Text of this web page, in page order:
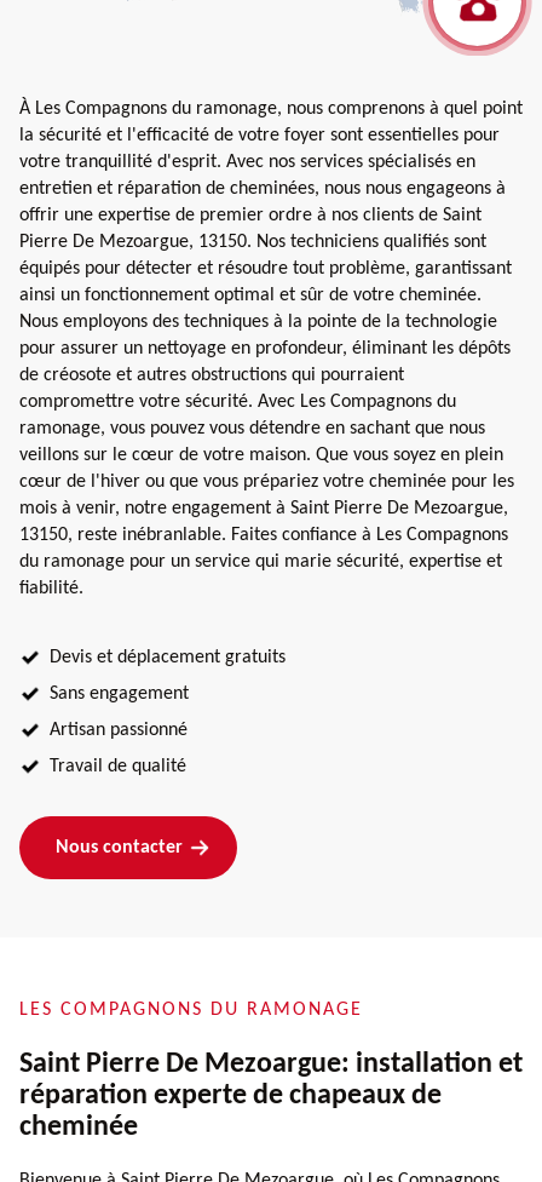
À Les Compagnons du ramonage, nous comprenons à quel point
la sécurité et l'efficacité de votre foyer sont essentielles pour
votre tranquillité d'esprit. Avec nos services spécialisés en
entretien et réparation de cheminées, nous nous engageons à
offrir une expertise de premier ordre à nos clients de Saint
Pierre De Mezoargue, 13150. Nos techniciens qualifiés sont
équipés pour détecter et résoudre tout problème, garantissant
ainsi un fonctionnement optimal et sûr de votre cheminée.
Nous employons des techniques à la pointe de la technologie
pour assurer un nettoyage en profondeur, éliminant les dépôts
de créosote et autres obstructions qui pourraient
compromettre votre sécurité. Avec Les Compagnons du
ramonage, vous pouvez vous détendre en sachant que nous
veillons sur le cœur de votre maison. Que vous soyez en plein
cœur de l'hiver ou que vous prépariez votre cheminée pour les
mois à venir, notre engagement à Saint Pierre De Mezoargue,
13150, reste inébranlable. Faites confiance à Les Compagnons
du ramonage pour un service qui marie sécurité, expertise et
fiabilité.
Devis et déplacement gratuits
Sans engagement
Artisan passionné
Travail de qualité
Nous contacter
LES COMPAGNONS DU RAMONAGE
Saint Pierre De Mezoargue: installation et
réparation experte de chapeaux de
cheminée